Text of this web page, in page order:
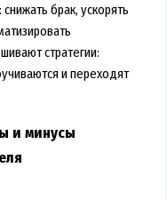
брак, ускорять
стратегии:
и переходят
и минусы